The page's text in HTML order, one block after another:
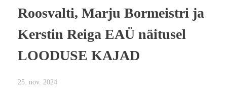
Roosvalti, Marju Bormeistri ja
Kerstin Reiga EAÜ näitusel
LOODUSE KAJAD
25. nov. 2024